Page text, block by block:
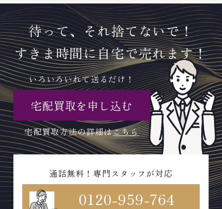
待って、それ捨てないで！
すきま時間に自宅で売れます！
いろいろいれて送るだけ！
宅配買取を申し込む
宅配買取方法の詳細はこちら
通話無料！専門スタッフが対応
0120-959-764